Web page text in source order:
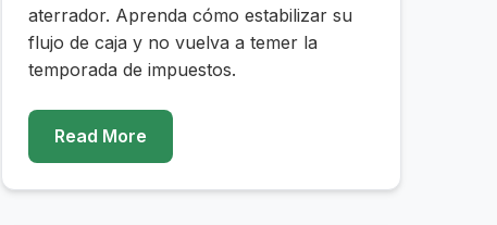
aterrador. Aprenda cómo estabilizar su
flujo de caja y no vuelva a temer la
temporada de impuestos.
Read More